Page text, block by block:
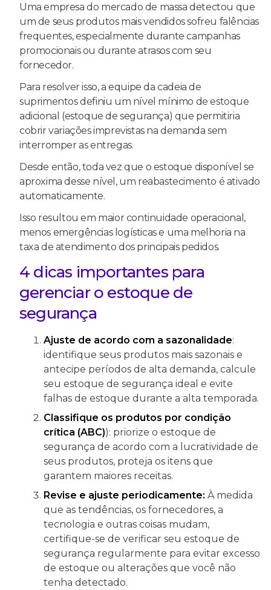
Uma empresa do mercado de massa detectou que
um de seus produtos mais vendidos sofreu falências
frequentes, especialmente durante campanhas
promocionais ou durante atrasos com seu
fornecedor.
Para resolver isso, a equipe da cadeia de
suprimentos definiu um nível mínimo de estoque
adicional (estoque de segurança) que permitiria
cobrir variações imprevistas na demanda sem
interromper as entregas.
Desde então, toda vez que o estoque disponível se
aproxima desse nível, um reabastecimento é ativado
automaticamente.
Isso resultou em maior continuidade operacional,
menos emergências logísticas e uma melhoria na
taxa de atendimento dos principais pedidos.
4 dicas importantes para
gerenciar o estoque de
segurança
Ajuste de acordo com a sazonalidade:
identifique seus produtos mais sazonais e
antecipe períodos de alta demanda, calcule
seu estoque de segurança ideal e evite
falhas de estoque durante a alta temporada.
Classifique os produtos por condição
crítica (ABC)): priorize o estoque de
segurança de acordo com a lucratividade de
seus produtos, proteja os itens que
garantem maiores receitas.
Revise e ajuste periodicamente: À medida
que as tendências, os fornecedores, a
tecnologia e outras coisas mudam,
certifique-se de verificar seu estoque de
segurança regularmente para evitar excesso
de estoque ou alterações que você não
tenha detectado.